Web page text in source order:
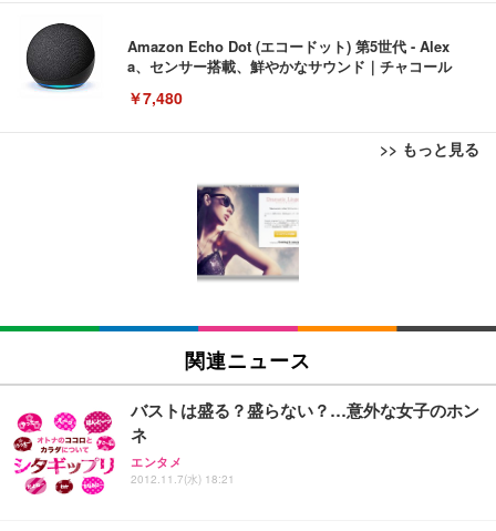
Amazon Echo Dot (エコードット) 第5世代 - Alex
a、センサー搭載、鮮やかなサウンド｜チャコール
￥7,480
>> もっと見る
[EdoErgo] オフィスチェア 椅子 テレワーク 疲れな
い 跳ね上げ式アームレスト コンパクト 約105度ロッ
キング pc 事務椅子 360度回転 座面昇降 強化ナイロ
ン樹脂ベース 通気性メッシュ 在宅ワーク H-WY01
(黒網+黒枠+黒足)
SIHOO B100 オフィスチェア／デスクチェア メッシ
ュチェア 人間工学 疲れない ブラック
￥27,999
Sezlife オフィスチェア デスクチェア 疲れない テレ
ワーク チェア 強化バックレスト 30度ロッキング機
能 人間工学 椅子 腰サポート 90度跳ね上げ式アーム
EIZO ビジネス向けプレミアムモニター | FlexScan
EV3240X-WT | 31.5型4K UHD・USB Type-C・ホワ
￥105,595
EIZO ビジネス向けプレミアムモニター | FlexScan
【純正品】27"ゲーミングモニター DualSense 充電
フック付き（CFI-ZDM1J）
Amazonベーシック ペットシーツ 薄型 レギュラー 1
回使い捨て 無香料 ホワイト 300枚
Amazonベーシック ペットシーツ 厚型 ワイド 42枚
x2袋(84枚) ホワイト(吸収面:ライトブルー)
￥3,234
ネオ・ルーライフ ネオ・オムツ L 中型犬用 26枚入
り 単品
関連ニュース
バストは盛る？盛らない？…意外な女子のホン
ネ
エンタメ
2012.11.7(水) 18:21